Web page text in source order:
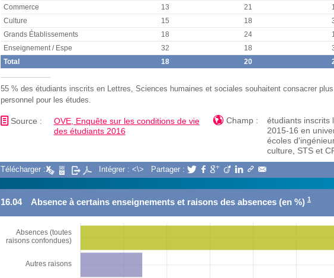
Commerce
13 21
Culture
15 18
Grands Établissements
18 24
Enseignement / Espe
32 18
Total
18 20
55 % des étudiants inscrits en Lettres, Sciences humaines et sociales souhaitent consacrer
personnel pour les études.
📄 Source :
OVE, Enquête sur les conditions de vie
des étudiants 2016
Champ :
étudiants inscrits
2015-16 en
écoles
culture, STS et
Télécharger : Intégrer : <\> Partager :      
16.04 Absence à certains enseignements et raisons des absences (en %)1
Absences (toutes
raisons confondues)
Autres raisons